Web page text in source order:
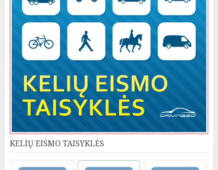
KELIŲ EISMO TAISYKLĖS